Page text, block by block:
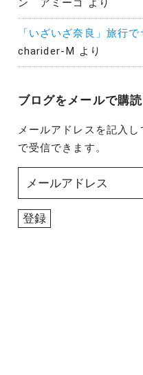
ン アミーゴ より
「いざいざ奈良」旅行
charider-M より
ブログをメールで購読
メールアドレスを記入
で受信できます。
ル
ア
登録